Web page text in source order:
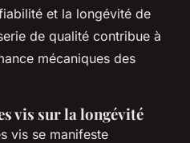
et la longévité de
de qualité contribue à
mécaniques des
vis sur la longévité
vis se manifeste